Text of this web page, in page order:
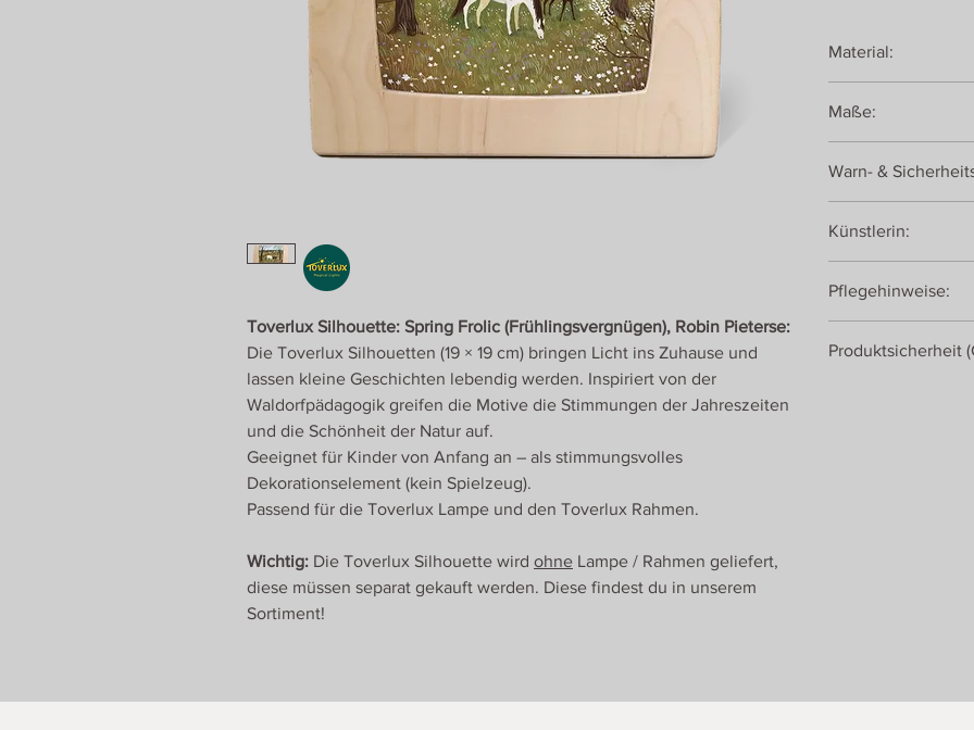
Toverlux Silhouette: Spring Frolic (Frühlingsvergnügen), Robin Pieterse:
Die Toverlux Silhouetten (19 × 19 cm) bringen Licht ins Zuhause und
lassen kleine Geschichten lebendig werden. Inspiriert von der
Waldorfpädagogik greifen die Motive die Stimmungen der Jahreszeiten
und die Schönheit der Natur auf.
Geeignet für Kinder von Anfang an – als stimmungsvolles
Dekorationselement (kein Spielzeug).
Passend für die Toverlux Lampe und den Toverlux Rahmen.
Wichtig: Die Toverlux Silhouette wird ohne Lampe / Rahmen geliefert,
diese müssen separat gekauft werden. Diese findest du in unserem
Sortiment!
Material:
Maße:
Warn- &
Künstlerin:
Pflegehinweise:
feuchten Tuch
Produktsicherheit